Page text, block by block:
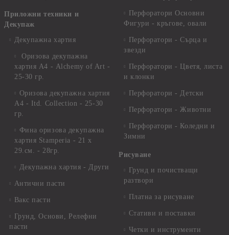
Приложни техники и
Декупаж
Декупажна хартия
Оризова декупажна
хартия А4 - Alchemy of Art -
25-30 гр.
Оризова декупажна хартия
А4 - Itd. Collection - 25-30
гр.
Фина оризова декупажна
хартия Stamperia - 21 х
29.см. - 28гр.
Декупажна хартия - Други
Антични пасти
Вакс пасти
Грунд, Основи, Релефни
пасти
Перфоратори Основни
Фигури - кръгове, овали
Перфоратори - Сърца и
звезди
Перфоратори - Цветя, листа
и клонки
Перфоратори - Детски
Перфоратори - Животни
Перфоратори - Коледни и
Зимни
Рисуване
Грунд и почистващи
разтвори
Платна за рисуване
Стативи и поставки
Четки и инструменти